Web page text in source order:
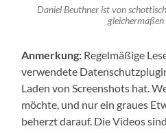
Daniel Beuthner ist von
gleichermaßen
Anmerkung: Regelmäßige
verwendete
Laden von Screenshots hat.
möchte, und nur ein graues
beherzt darauf. Die Videos